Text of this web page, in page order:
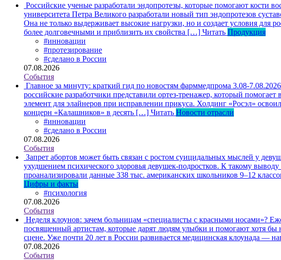
Российские ученые разработали эндопротезы, которые помогают кости
университета Петра Великого разработали новый тип эндопротезов
Она не только выдерживает высокие нагрузки, но и создает условия для
более долговечными и приблизить их свойства […] Читать Продукция
#инновации
#протезирование
#сделано в России
07.08.2026
События
Главное за минуту: краткий гид по новостям фарммедпрома 3.08-7.08.2026
российские разработчики представили ортез-тренажер, который
элемент для элайнеров при исправлении прикуса. Холдинг «Росэл»
концерн «Калашников» в десять […] Читать Новости отрасли
#инновации
#сделано в России
07.08.2026
События
Запрет абортов может быть связан с ростом суицидальных мыслей у
ухудшением психического здоровья девушек-подростков. К такому
проанализировали данные 338 тыс. американских школьников 9–12
Цифры и факты
#психология
07.08.2026
События
Неделя клоунов: зачем больницам «специалисты с красными носами»?
посвященный артистам, которые дарят людям улыбки и помогают хотя бы
сцене. Уже почти 20 лет в России развивается медицинская клоунада —
07.08.2026
События